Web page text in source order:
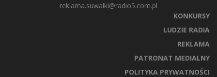
reklama.suwalki@radio5.com.pl
KONKURSY
LUDZIE RADIA
REKLAMA
PATRONAT MEDIALNY
POLITYKA PRYWATNOŚCI